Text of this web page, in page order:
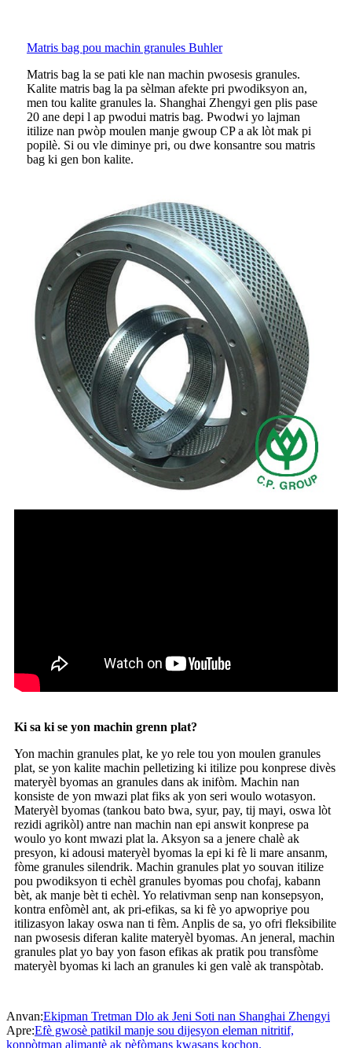
Matris bag pou machin granules Buhler
Matris bag la se pati kle nan machin pwosesis granules.
Kalite matris bag la pa sèlman afekte pri pwodiksyon an,
men tou kalite granules la. Shanghai Zhengyi gen plis pase
20 ane depi l ap pwodui matris bag. Pwodwi yo lajman
itilize nan pwòp moulen manje gwoup CP a ak lòt mak pi
popilè. Si ou vle diminye pri, ou dwe konsantre sou matris
bag ki gen bon kalite.
Ki sa ki se yon machin grenn plat?
Yon machin granules plat, ke yo rele tou yon moulen granules
plat, se yon kalite machin pelletizing ki itilize pou konprese divès
materyèl byomas an granules dans ak inifòm. Machin nan
konsiste de yon mwazi plat fiks ak yon seri woulo wotasyon.
Materyèl byomas (tankou bato bwa, syur, pay, tij mayi, oswa lòt
rezidi agrikòl) antre nan machin nan epi answit konprese pa
woulo yo kont mwazi plat la. Aksyon sa a jenere chalè ak
presyon, ki adousi materyèl byomas la epi ki fè li mare ansanm,
fòme granules silendrik. Machin granules plat yo souvan itilize
pou pwodiksyon ti echèl granules byomas pou chofaj, kabann
bèt, ak manje bèt ti echèl. Yo relativman senp nan konsepsyon,
kontra enfòmèl ant, ak pri-efikas, sa ki fè yo apwopriye pou
itilizasyon lakay oswa nan ti fèm. Anplis de sa, yo ofri fleksibilite
nan pwosesis diferan kalite materyèl byomas. An jeneral, machin
granules plat yo bay yon fason efikas ak pratik pou transfòme
materyèl byomas ki lach an granules ki gen valè ak transpòtab.
Anvan:Ekipman Tretman Dlo ak Jeni Soti nan Shanghai Zhengyi
Apre:Efè gwosè patikil manje sou dijesyon eleman nitritif,
konpòtman alimantè ak pèfòmans kwasans kochon.